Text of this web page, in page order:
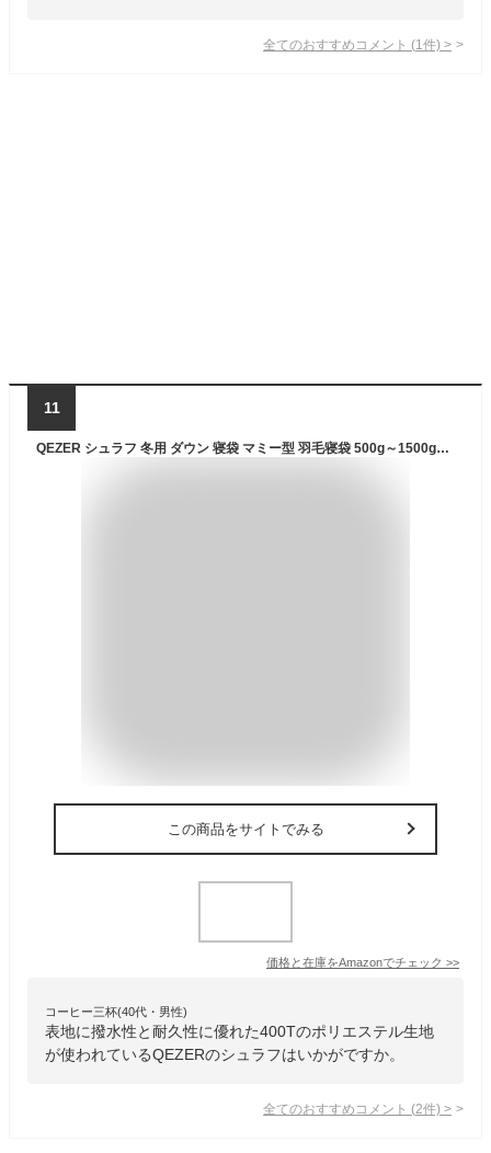
全てのおすすめコメント (1 件) >
11
QEZER シュラフ 冬用 ダウン 寝袋 マミー型 羽毛寝袋 500g～1500g充填 コンパクト 600FP高級ダウン 400T撥水加工 2人用に連結可能 アウトドア キャンプ 登山 車中泊 防災用
この商品をサイトでみる
価格と在庫をAmazonでチェック >>
コーヒー三杯(40代・男性)
表地に撥水性と耐久性に優れた400Tのポリエステル生地
が使われているQEZERのシュラフはいかがですか。
全てのおすすめコメント (2件) >